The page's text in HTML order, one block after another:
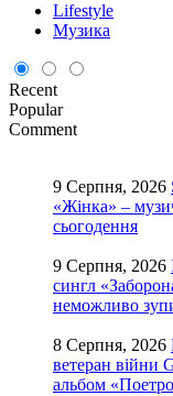
Lifestyle
Музика
Recent
Popular
Comment
9 Серпня, 2026
«Жінка» –
сьогодення
9 Серпня, 2026
сингл
неможливо
8 Серпня, 2026
ветеран війни
альбом